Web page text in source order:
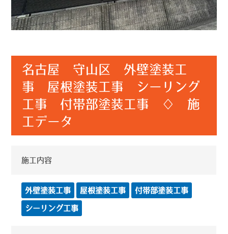
名古屋 守山区 外壁塗装工
事 屋根塗装工事 シーリング
工事 付帯部塗装工事 ♢ 施
工データ
施工内容
外壁塗装工事 屋根塗装工事 付帯部塗装工事
シーリング工事